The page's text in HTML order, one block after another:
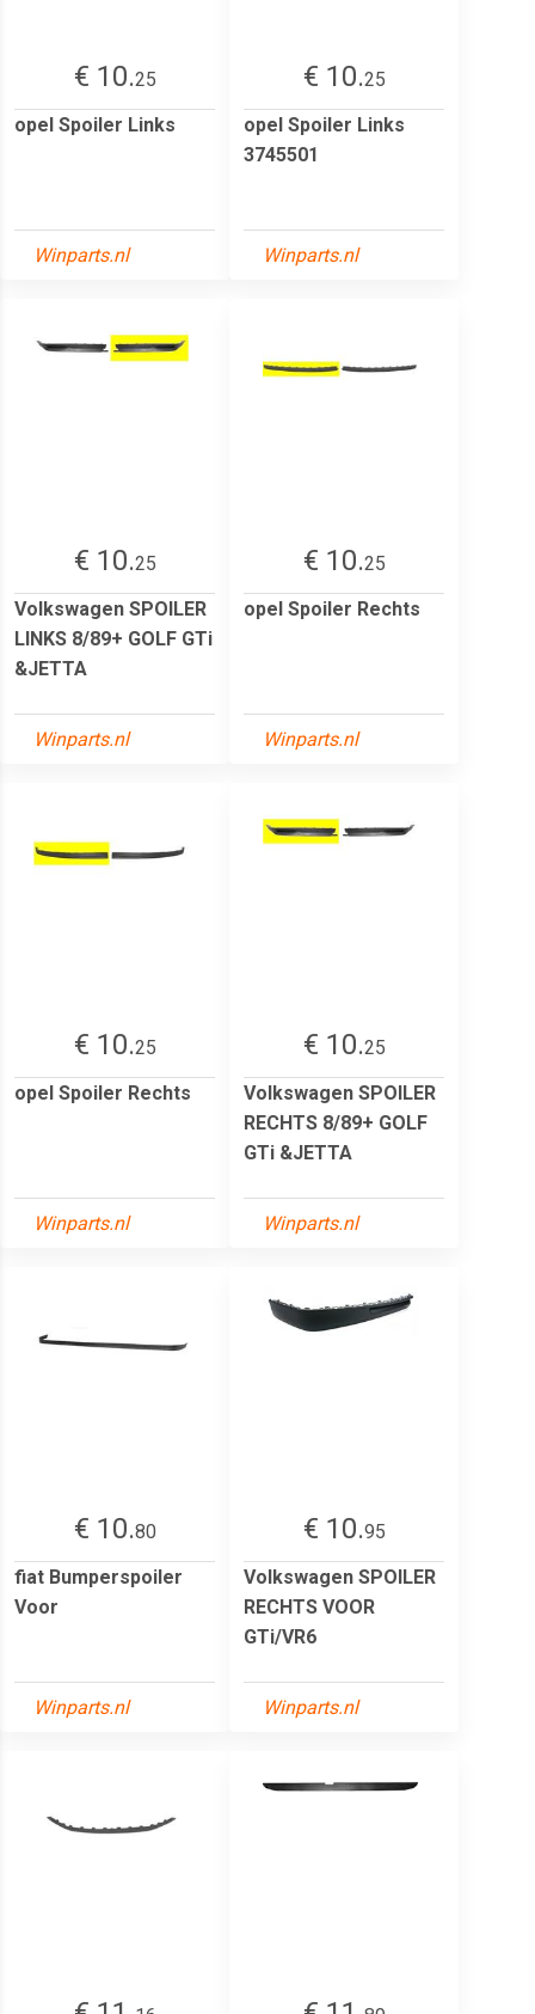
€ 10.25
opel Spoiler Links
Winparts.nl
€ 10.25
opel Spoiler Links
3745501
Winparts.nl
€ 10.25
Volkswagen SPOILER
LINKS 8/89+ GOLF GTi
&JETTA
Winparts.nl
€ 10.25
opel Spoiler Rechts
Winparts.nl
€ 10.25
opel Spoiler Rechts
Winparts.nl
€ 10.25
Volkswagen SPOILER
RECHTS 8/89+ GOLF
GTi &JETTA
Winparts.nl
€ 10.80
fiat Bumperspoiler
Voor
Winparts.nl
€ 10.95
Volkswagen SPOILER
RECHTS VOOR
GTi/VR6
Winparts.nl